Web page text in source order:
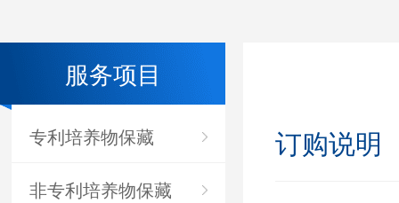
服务项目
专利培养物保藏
非专利培养物保藏
订购说明